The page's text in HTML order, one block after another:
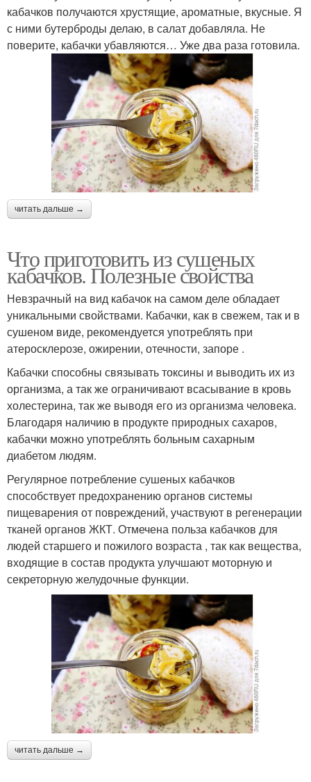
кабачков получаются хрустящие, ароматные, вкусные. Я
с ними бутерброды делаю, в салат добавляла. Не
поверите, кабачки убавляются… Уже два раза готовила.
читать дальше →
Что приготовить из сушеных
кабачков. Полезные свойства
Невзрачный на вид кабачок на самом деле обладает
уникальными свойствами. Кабачки, как в свежем, так и в
сушеном виде, рекомендуется употреблять при
атеросклерозе, ожирении, отечности, запоре .
Кабачки способны связывать токсины и выводить их из
организма, а так же ограничивают всасывание в кровь
холестерина, так же выводя его из организма человека.
Благодаря наличию в продукте природных сахаров,
кабачки можно употреблять больным сахарным
диабетом людям.
Регулярное потребление сушеных кабачков
способствует предохранению органов системы
пищеварения от повреждений, участвуют в регенерации
тканей органов ЖКТ. Отмечена польза кабачков для
людей старшего и пожилого возраста , так как вещества,
входящие в состав продукта улучшают моторную и
секреторную желудочные функции.
читать дальше →